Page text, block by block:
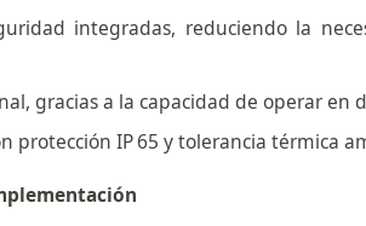
integradas, reduciendo la
gracias a la capacidad de operar en
protección IP 65 y tolerancia térmica